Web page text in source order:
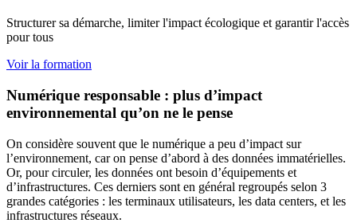
Structurer sa démarche, limiter l'impact écologique et garantir l'accès
pour tous
Voir la formation
Numérique responsable : plus d’impact
environnemental qu’on ne le pense
On considère souvent que le numérique a peu d’impact sur
l’environnement, car on pense d’abord à des données immatérielles.
Or, pour circuler, les données ont besoin d’équipements et
d’infrastructures. Ces derniers sont en général regroupés selon 3
grandes catégories : les terminaux utilisateurs, les data centers, et les
infrastructures réseaux.